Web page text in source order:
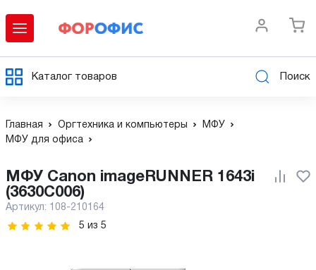
Каталог товаров Поиск
Главная Оргтехника и компьютеры
МФУ
МФУ для офиса
МФУ Canon imageRUNNER 1643i
(3630C006)
Артикул: 108-210164
5 из 5